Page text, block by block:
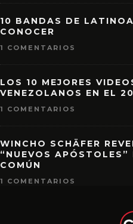
10 BANDAS DE
CONOCER
1 COMENTARIOS
LOS 10 MEJORES
VENEZOLANOS EN EL
1 COMENTARIOS
WINCHO SCHÄFER
“NUEVOS
COMÚN
1 COMENTARIOS